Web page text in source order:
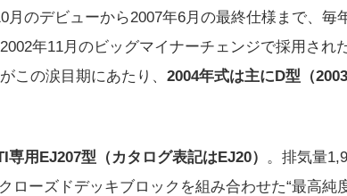
月のデビューから2007年6月の最終仕様まで、毎
年11月のビッグマイナーチェンジで採用され
がこの涙目期にあたり、 2004年式は主にD型（
専用EJ207型（カタログ表記はEJ20）
。排気量
ローズドデッキブロックを組み合わせた“最高純